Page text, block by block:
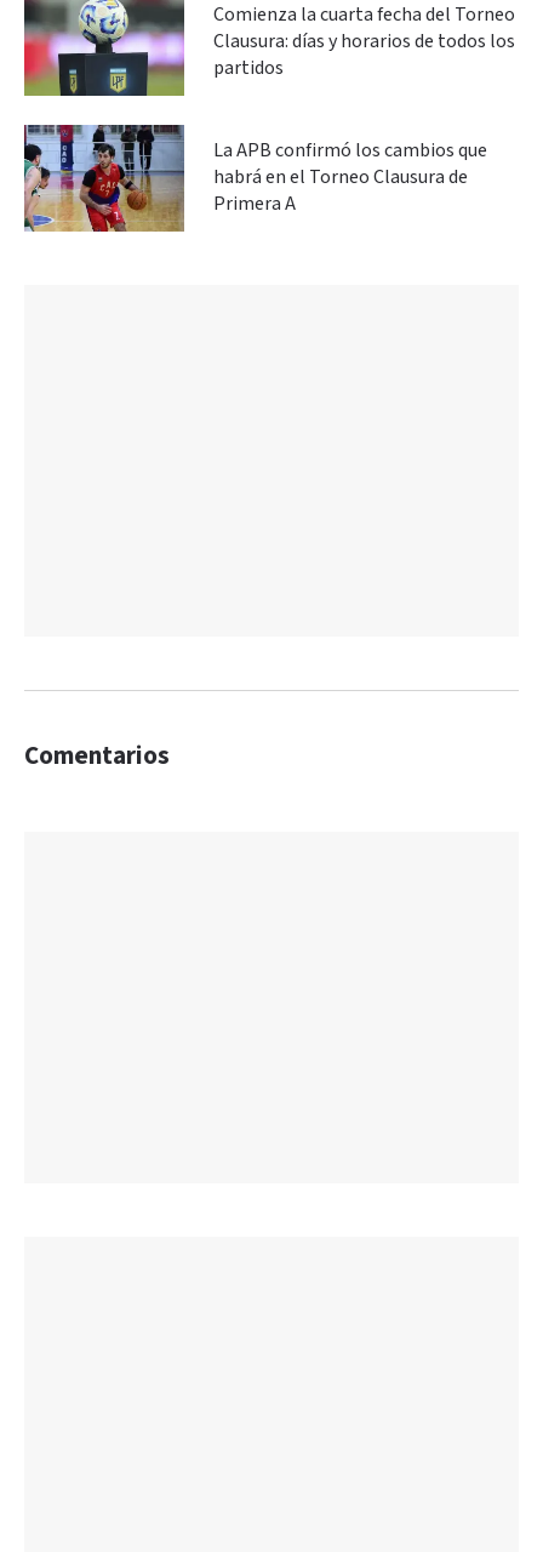
Comienza la cuarta fecha del Torneo
Clausura: días y horarios de todos los
partidos
La APB confirmó los cambios que
habrá en el Torneo Clausura de
Primera A
Comentarios